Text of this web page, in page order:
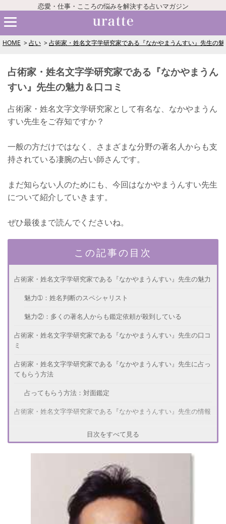
恋愛・仕事・こころの悩みを解決する占いマガジン
HOME 占い 占術家・姓名文字学研究家である『なかやまうんすい』先生の
占術家・姓名文字学研究家である『なかやまうん
すい』先生の魅力＆口コミ
占術家・姓名文字文学研究家として有名な、なかやまうん
すい先生をご存知ですか？
一般の方だけではなく、さまざまな分野の著名人からも支
持されている凄腕の占い師さんです。
まだ知らない人のためにも、今回はなかやまうんすい先生
について紹介していきます。
ぜひ最後まで読んでくださいね。
この記事の目次
占術家・姓名文字学研究家である『なかやまうんすい』先生の魅力
魅力➀：姓名判断のスペシャリスト
魅力②：多くの著名人からも鑑定依頼が殺到している
占術家・姓名文字学研究家である『なかやまうんすい』先生の口コ
ミ
占術家・姓名文字学研究家である『なかやまうんすい』先生に占っ
てもらう方法
占ってもらう方法：対面鑑定
占術家・姓名文字学研究家である『なかやまうんすい』先生の情報
目次をすべて見る